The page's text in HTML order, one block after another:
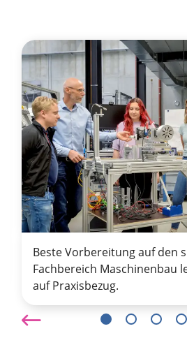
Beste Vorbereitung auf den
Fachbereich Maschinenbau
auf Praxisbezug.